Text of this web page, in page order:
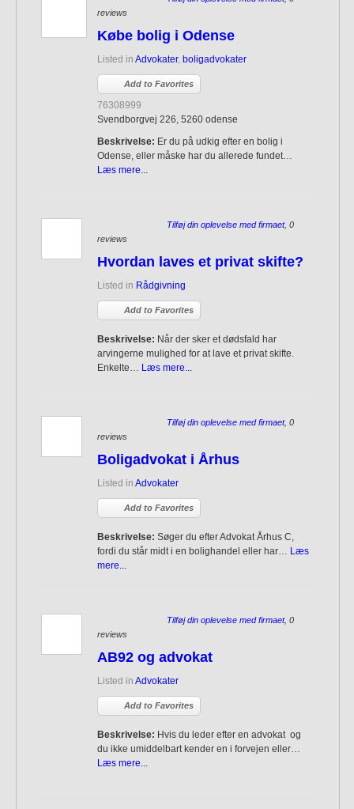
reviews
Købe bolig i Odense
Listed in Advokater, boligadvokater
Add to Favorites
76308999
Svendborgvej 226, 5260 odense
Beskrivelse: Er du på udkig efter en bolig i
Odense, eller måske har du allerede fundet…
Læs mere...
Tilføj din oplevelse med firmaet, 0
reviews
Hvordan laves et privat skifte?
Listed in Rådgivning
Add to Favorites
Beskrivelse: Når der sker et dødsfald har
arvingerne mulighed for at lave et privat skifte.
Enkelte… Læs mere...
Tilføj din oplevelse med firmaet, 0
reviews
Boligadvokat i Århus
Listed in Advokater
Add to Favorites
Beskrivelse: Søger du efter Advokat Århus C,
fordi du står midt i en bolighandel eller har… Læs
mere...
Tilføj din oplevelse med firmaet, 0
reviews
AB92 og advokat
Listed in Advokater
Add to Favorites
Beskrivelse: Hvis du leder efter en advokat og
du ikke umiddelbart kender en i forvejen eller…
Læs mere...